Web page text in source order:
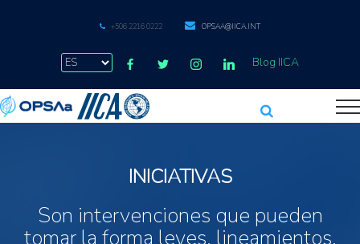
+506 2216 0222 OPSAA@IICA.INT
Blog IICA
INICIATIVAS
Son intervenciones que pueden
tomar la forma leyes, lineamientos,